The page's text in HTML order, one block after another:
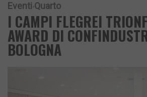
Eventi Quarto
I CAMPI FLEGREI
AWARD DI
BOLOGNA